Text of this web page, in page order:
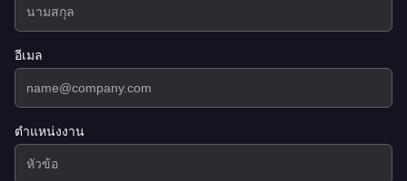
อีเมล
ตำแหน่งงาน